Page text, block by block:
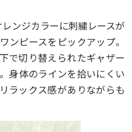
ンジカラーに刺繍レースが
ンピースをピックアップ。
で切り替えられたギャザー
身体のラインを拾いにくい
ラックス感がありながらも